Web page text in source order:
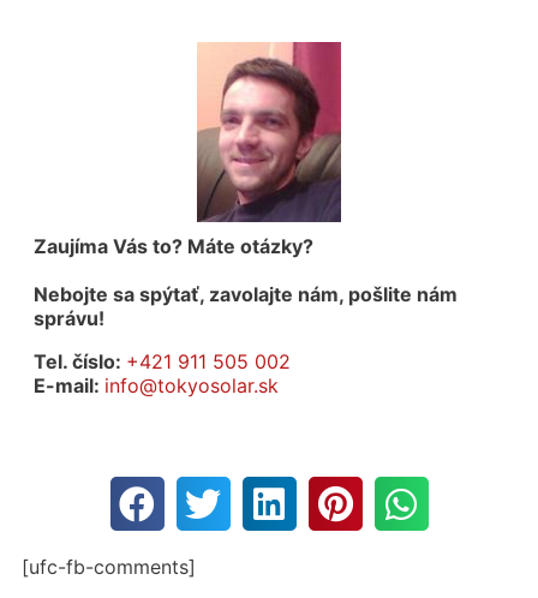
Zaujíma Vás to? Máte otázky?
Nebojte sa spýtať, zavolajte nám, pošlite nám
správu!
Tel. číslo: +421 911 505 002
E-mail: info@tokyosolar.sk
[ufc-fb-comments]